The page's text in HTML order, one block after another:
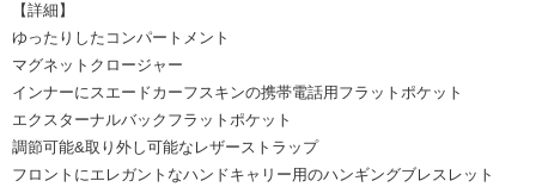
【詳細】
ゆったりしたコンパートメント
マグネットクロージャー
インナーにスエードカーフスキンの携帯電話用フラットポケット
エクスターナルバックフラットポケット
調節可能&取り外し可能なレザーストラップ
フロントにエレガントなハンドキャリー用のハンギングブレスレット